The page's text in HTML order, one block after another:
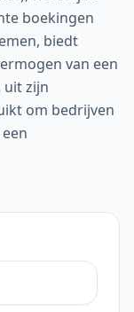
boekingen
biedt
van een
uit zijn
om bedrijven